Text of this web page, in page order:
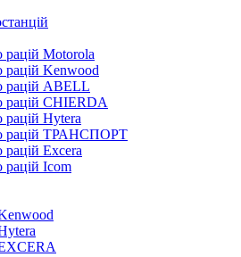
рацій Motorola
рацій Kenwood
рацій ABELL
рацій CHIERDA
рацій Hytera
рацій ТРАНСПОРТ
Excera
рацій Icom
EXCERA